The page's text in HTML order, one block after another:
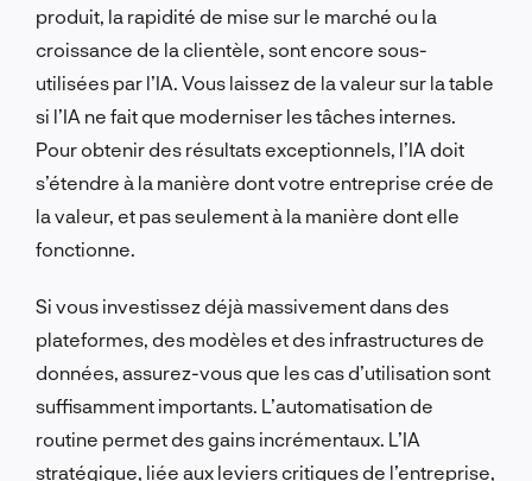
produit, la rapidité de mise sur le marché ou la
croissance de la clientèle, sont encore sous-
utilisées par l’IA. Vous laissez de la valeur sur la table
si l’IA ne fait que moderniser les tâches internes.
Pour obtenir des résultats exceptionnels, l’IA doit
s’étendre à la manière dont votre entreprise crée de
la valeur, et pas seulement à la manière dont elle
fonctionne.
Si vous investissez déjà massivement dans des
plateformes, des modèles et des infrastructures de
données, assurez-vous que les cas d’utilisation sont
suffisamment importants. L’automatisation de
routine permet des gains incrémentaux. L’IA
stratégique, liée aux leviers critiques de l’entreprise,